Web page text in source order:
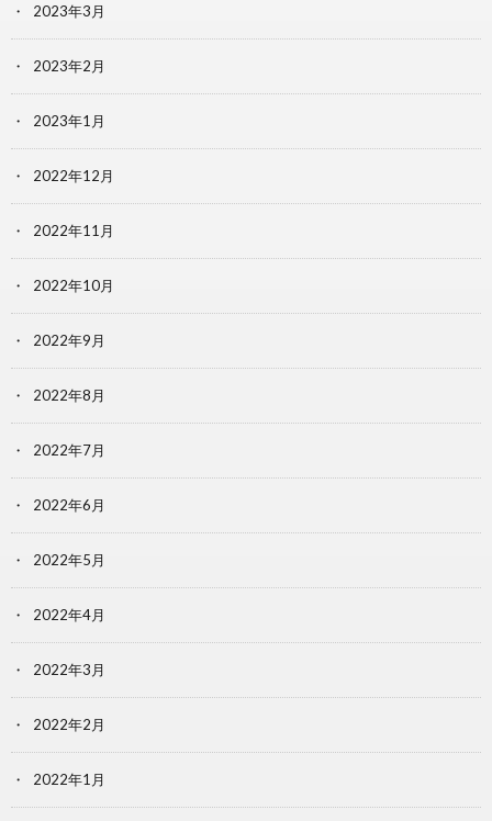
2023年3月
2023年2月
2023年1月
2022年12月
2022年11月
2022年10月
2022年9月
2022年8月
2022年7月
2022年6月
2022年5月
2022年4月
2022年3月
2022年2月
2022年1月